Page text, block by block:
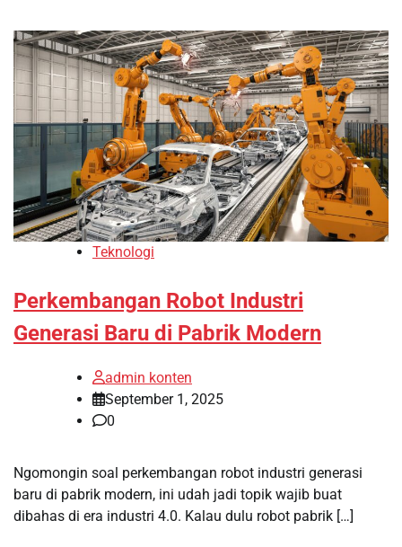
Teknologi
Perkembangan Robot Industri
Generasi Baru di Pabrik Modern
admin konten
September 1, 2025
0
Ngomongin soal perkembangan robot industri generasi
baru di pabrik modern, ini udah jadi topik wajib buat
dibahas di era industri 4.0. Kalau dulu robot pabrik […]